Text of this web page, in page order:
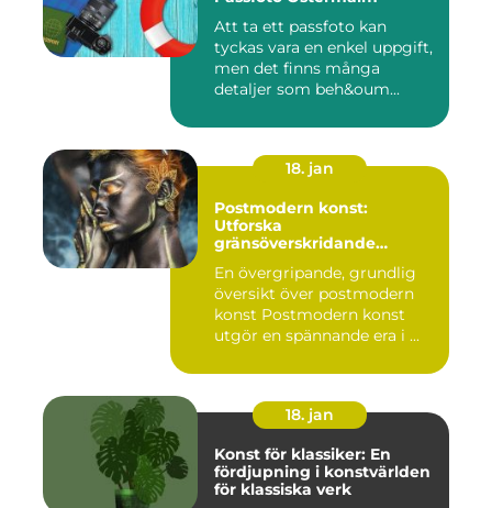
Att ta ett passfoto kan
tyckas vara en enkel uppgift,
men det finns många
detaljer som beh&oum...
18. jan
Postmodern konst:
Utforska
gränsöverskridande
En övergripande, grundlig
översikt över postmodern
konst Postmodern konst
utgör en spännande era i ...
18. jan
Konst för klassiker: En
fördjupning i konstvärlden
för klassiska verk